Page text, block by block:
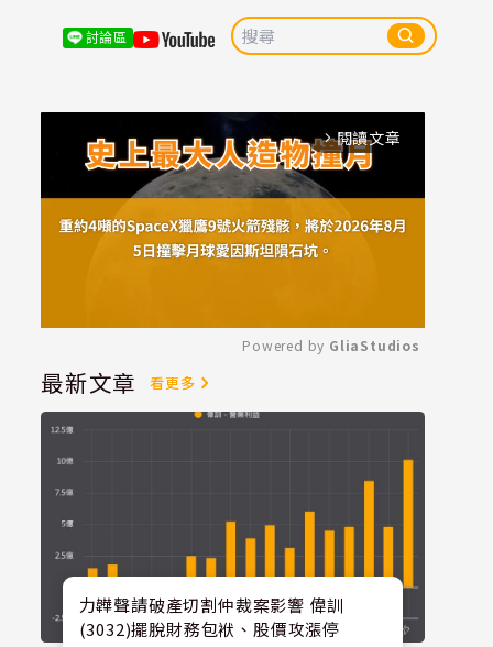
討論區
arrow_forward_ios 閱讀文章
Mute
Powered by GliaStudios
最新文章 看更多
力韡聲請破產切割仲裁案影響 偉訓
(3032)擺脫財務包袱、股價攻漲停